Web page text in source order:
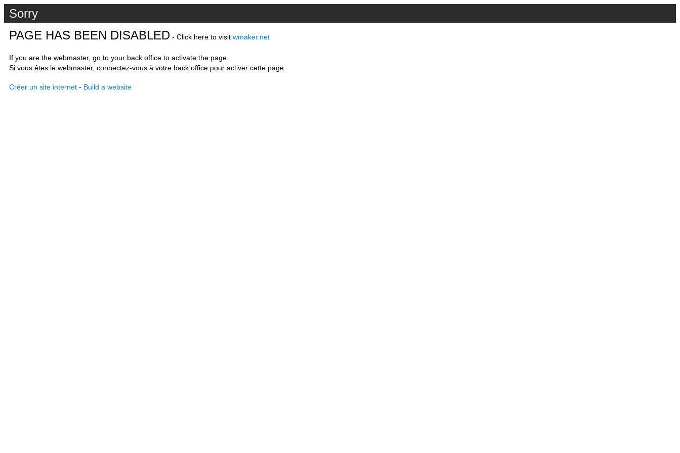
Sorry
PAGE HAS BEEN DISABLED - Click here to visit wmaker.net
If you are the webmaster, go to your back office to activate the page.
Si vous êtes le webmaster, connectez-vous à votre back office pour activer cette page.
Créer un site internet - Build a website